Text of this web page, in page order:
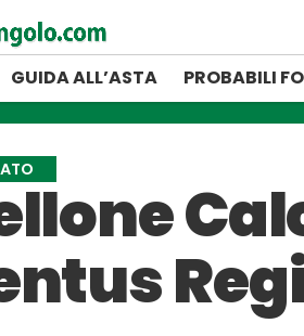
GUIDA ALL’ASTA PROBABILI